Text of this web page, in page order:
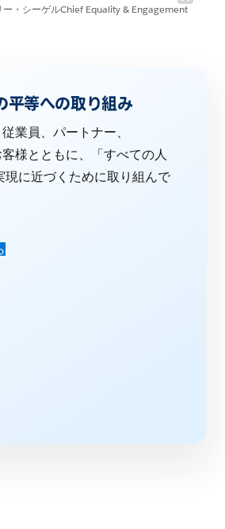
・シーゲルChief Equality & Engagement
平等への取り組み
業員、パートナー、
様とともに、「すべての人
現に近づくために取り組んで